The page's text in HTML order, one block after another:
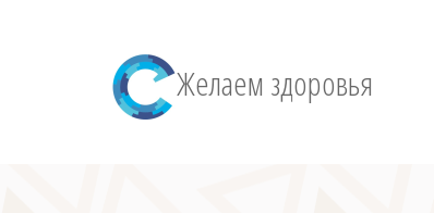
Желаем здоровья